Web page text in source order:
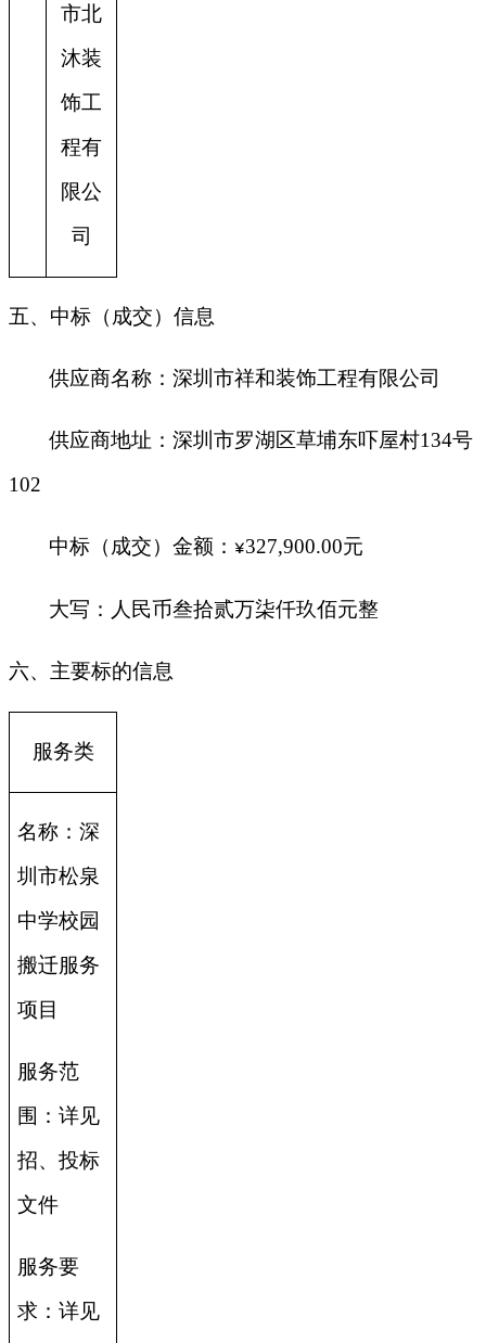
市北
沐装
饰工
程有
限公
司
五、中标（成交）信息
供应商名称： 深圳市祥和装饰工程有限公司
供应商地址：深圳市罗湖区草埔东吓屋村134号
102
中标（成交）金额： ¥327,900.00元
大写：人民币叁拾贰万柒仟玖佰元整
六、主要标的信息
服务类
名称：深
圳市松泉
中学校园
搬迁服务
项目
服务范
围：详见
招、投标
文件
服务要
求：详见